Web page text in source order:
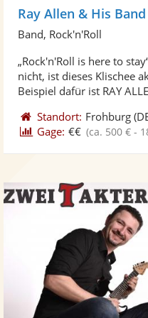
Ray Allen & His Band
Band, Rock'n'Roll
„Rock'n'Roll is here to
nicht, ist dieses Klischee
Beispiel dafür ist RAY
Standort: Frohburg
Gage: €€ (ca. 500 € -